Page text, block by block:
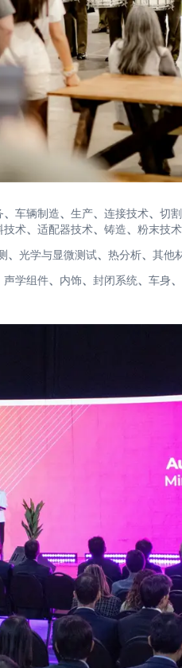
、 车辆制造、 生产、 连接技术、 切
技术、 适配器技术、 铸造、 粉末技术
、 光学与显微测试、 热分析、 其他
声学组件、 内饰、 封闭系统、 车身、